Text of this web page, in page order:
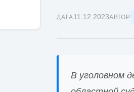
ДАТА11.12.2023АВТОР
В уголовном